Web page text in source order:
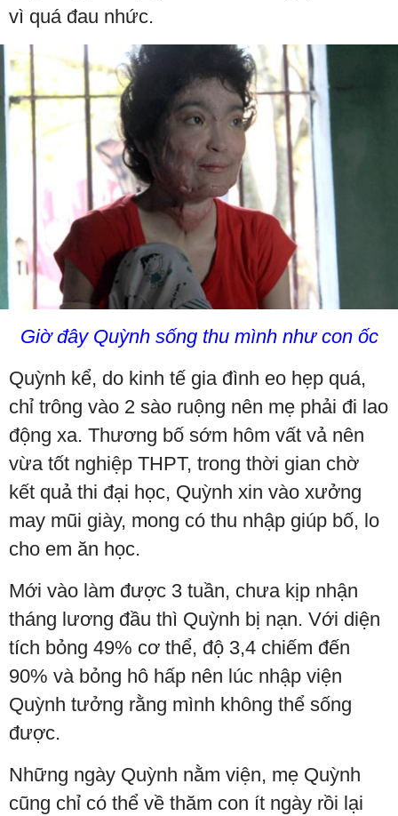
vì quá đau nhức.
Giờ đây Quỳnh sống thu mình như con ốc
Quỳnh kể, do kinh tế gia đình eo hẹp quá,
chỉ trông vào 2 sào ruộng nên mẹ phải đi lao
động xa. Thương bố sớm hôm vất vả nên
vừa tốt nghiệp THPT, trong thời gian chờ
kết quả thi đại học, Quỳnh xin vào xưởng
may mũi giày, mong có thu nhập giúp bố, lo
cho em ăn học.
Mới vào làm được 3 tuần, chưa kịp nhận
tháng lương đầu thì Quỳnh bị nạn. Với diện
tích bỏng 49% cơ thể, độ 3,4 chiếm đến
90% và bỏng hô hấp nên lúc nhập viện
Quỳnh tưởng rằng mình không thể sống
được.
Những ngày Quỳnh nằm viện, mẹ Quỳnh
cũng chỉ có thể về thăm con ít ngày rồi lại